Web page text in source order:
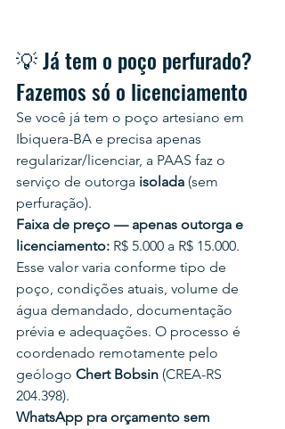
💡 Já tem o poço perfurado?
Fazemos só o licenciamento
Se você já tem o poço artesiano em
Ibiquera-BA e precisa apenas
regularizar/licenciar, a PAAS faz o
serviço de outorga isolada (sem
perfuração).
Faixa de preço — apenas outorga e
licenciamento: R$ 5.000 a R$ 15.000.
Esse valor varia conforme tipo de
poço, condições atuais, volume de
água demandado, documentação
prévia e adequações. O processo é
coordenado remotamente pelo
geólogo Chert Bobsin (CREA-RS
204.398).
WhatsApp pra orçamento sem